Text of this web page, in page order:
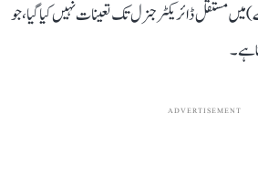
میں مستقل ڈائریکٹر جنرل تک تعینات نہیں کیا گیا، جو
ہے۔
ADVERTISEMENT